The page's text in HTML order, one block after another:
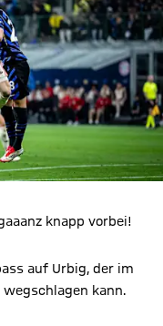
knapp vorbei!
auf Urbig, der im
wegschlagen kann.